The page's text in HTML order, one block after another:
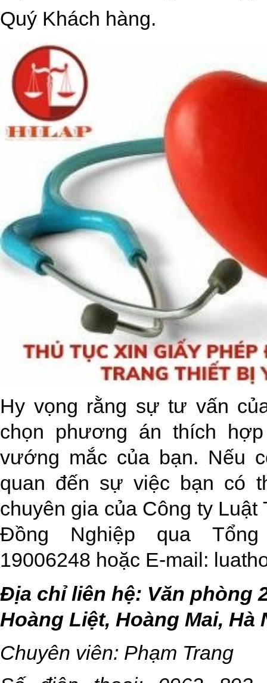
Quý Khách hàng.
Hy vọng rằng sự tư vấn
chọn phương án thích
vướng mắc của bạn. Nếu
quan đến sự việc bạn có
chuyên gia của Công ty
Đồng Nghiệp qua
19006248 hoặc E-mail:
Địa chỉ liên hệ: Văn phòng
Hoàng Liệt, Hoàng Mai, Hà
Chuyên viên: Phạm Trang